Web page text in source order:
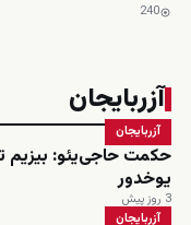
240
آزربایجان
آزربایجان
حکمت حاجی‌یئو: بیزیم
یوخدور
3 روز پیش
آزربایجان